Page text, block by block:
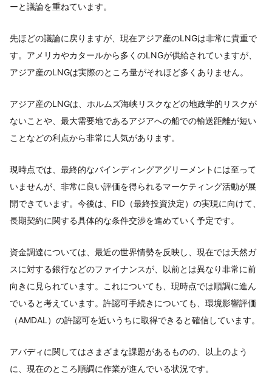
ーと議論を重ねています。
先ほどの議論に戻りますが、現在アジア産のLNGは非常に貴重で
す。アメリカやカタールから多くのLNGが供給されていますが、
アジア産のLNGは実際のところ量がそれほど多くありません。
アジア産のLNGは、ホルムズ海峡リスクなどの地政学的リスクが
ないことや、最大需要地であるアジアへの船での輸送距離が短い
ことなどの利点から非常に人気があります。
現時点では、最終的なバインディングアグリーメントには至って
いませんが、非常に良い評価を得られるマーケティング活動が展
開できています。今後は、FID（最終投資決定）の実現に向けて、
長期契約に関する具体的な条件交渉を進めていく予定です。
資金調達については、最近の世界情勢を反映し、現在では天然ガ
スに対する銀行などのファイナンスが、以前とは異なり非常に前
向きに見られています。これについても、現時点では順調に進ん
でいると考えています。許認可手続きについても、環境影響評価
（AMDAL）の許認可を近いうちに取得できると確信しています。
アバディに関してはさまざまな課題があるものの、以上のよう
に、現在のところ順調に作業が進んでいる状況です。